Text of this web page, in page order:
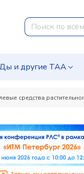
и другие ТАА
средства